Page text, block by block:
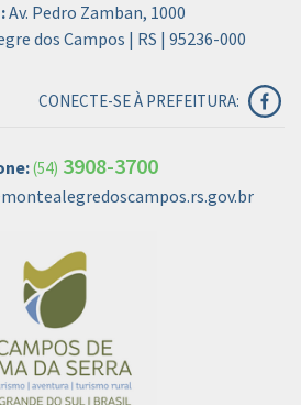
Av. Pedro Zamban, 1000
dos Campos | RS | 95236-000
CONECTE-SE À PREFEITURA:
(54) 3908-3700